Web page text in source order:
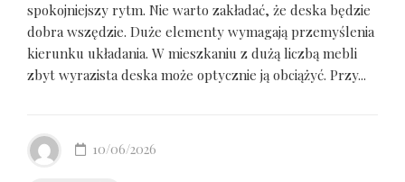
spokojniejszy rytm. Nie warto zakładać, że deska będzie
dobra wszędzie. Duże elementy wymagają przemyślenia
kierunku układania. W mieszkaniu z dużą liczbą mebli
zbyt wyrazista deska może optycznie ją obciążyć. Przy...
10/06/2026